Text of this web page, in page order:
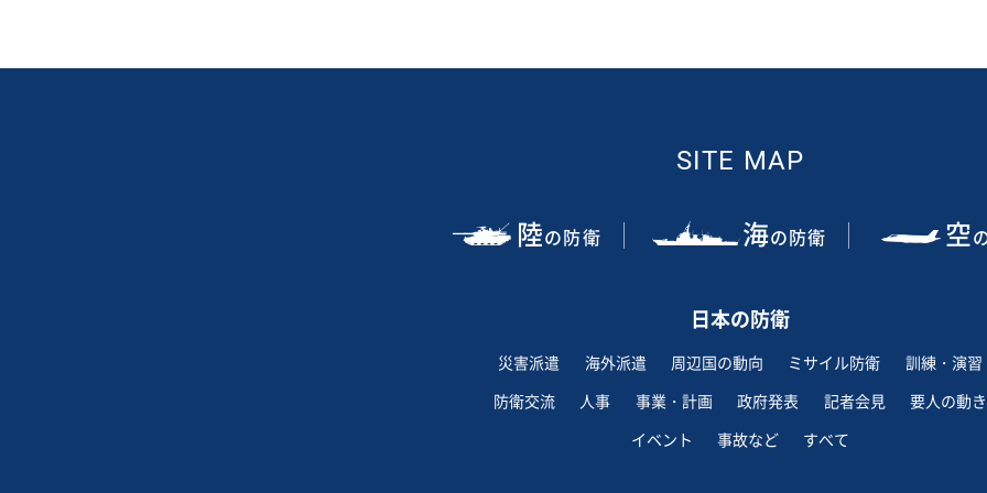
SITE MAP
陸の防衛 海の防衛 空
日本の防衛
災害派遣 海外派遣 周辺国の動向 ミサイル防衛
訓練・演習
防衛交流
人事 事業・計画 政府発表 記者会見
要人の動き
イベント
事故など すべて